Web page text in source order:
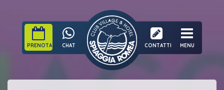
PRENOTA CHAT CONTATTI MENU